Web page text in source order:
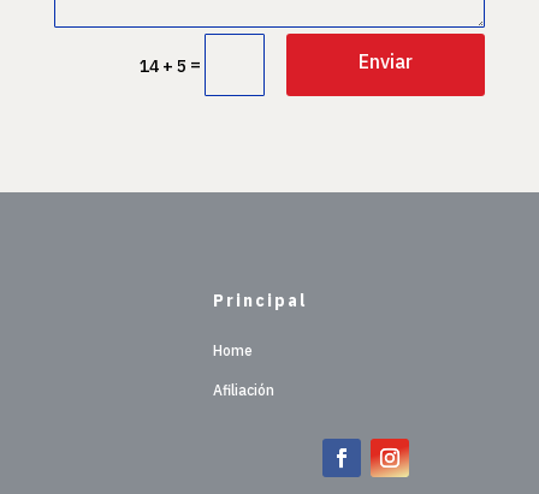
14 + 5 = Enviar
Principal
Home
Afiliación